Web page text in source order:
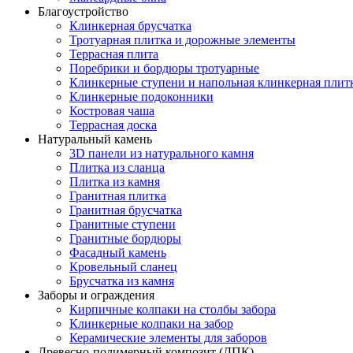
Благоустройство
Клинкерная брусчатка
Тротуарная плитка и дорожные элементы
Террасная плита
Поребрики и бордюры тротуарные
Клинкерные ступени и напольная клинкерная
Клинкерные подоконники
Костровая чаша
Террасная доска
Натуральный камень
3D панели из натурального камня
Плитка из сланца
Плитка из камня
Гранитная плитка
Гранитная брусчатка
Гранитные ступени
Гранитные бордюры
Фасадный камень
Кровельный сланец
Брусчатка из камня
Заборы и ограждения
Кирпичные колпаки на столбы забора
Клинкерные колпаки на забор
Керамические элементы для заборов